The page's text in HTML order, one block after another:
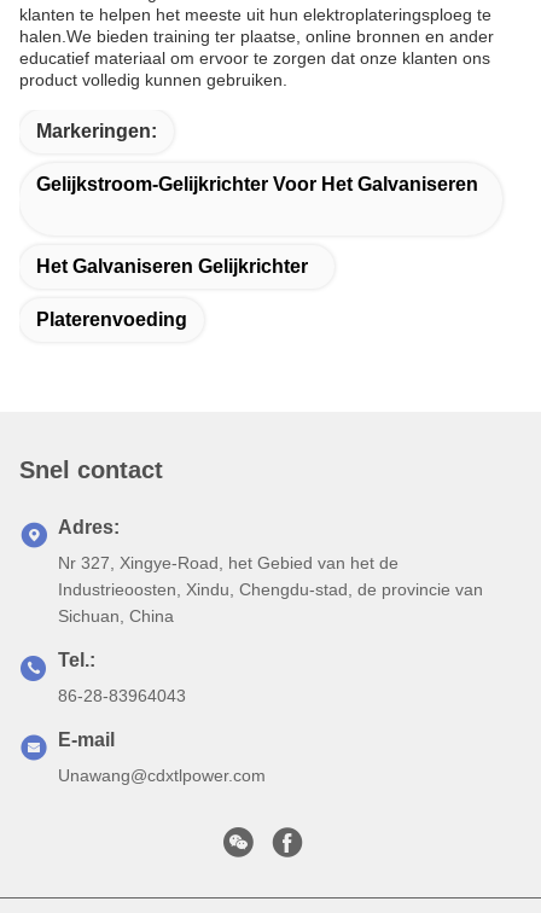
klanten te helpen het meeste uit hun elektroplateringsploeg te
halen.We bieden training ter plaatse, online bronnen en ander
educatief materiaal om ervoor te zorgen dat onze klanten ons
product volledig kunnen gebruiken.
Markeringen:
Gelijkstroom-Gelijkrichter Voor Het Galvaniseren
Het Galvaniseren Gelijkrichter
Platerenvoeding
Snel contact
Adres:
Nr 327, Xingye-Road, het Gebied van het de
Industrieoosten, Xindu, Chengdu-stad, de provincie van
Sichuan, China
Tel.:
86-28-83964043
E-mail
Unawang@cdxtlpower.com